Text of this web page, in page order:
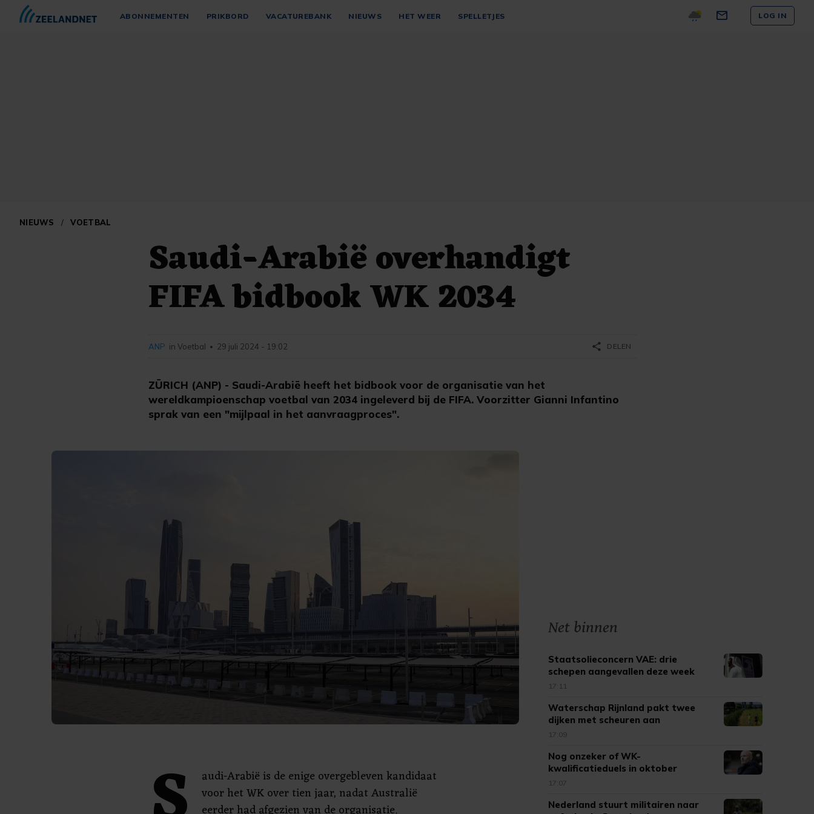
ABONNEMENTEN PRIKBORD VACATUREBANK NIEUWS HET WEER SPELLETJES LOG IN
NIEUWS / VOETBAL
Saudi-Arabië overhandigt
FIFA bidbook WK 2034
ZÜRICH (ANP) - Saudi-Arabië heeft het bidbook voor de organisatie van het
wereldkampioenschap voetbal van 2034 ingeleverd bij de FIFA. Voorzitter Gianni Infantino
sprak van een "mijlpaal in het aanvraagproces".
ANP in Voetbal • 29 juli 2024 - 19:02 share DELEN
audi-Arabië is de enige overgebleven kandidaat
voor het WK over tien jaar, nadat Australië
Net binnen
Staatsolieconcern VAE: drie
schepen aangevallen deze week
17:11
Waterschap Rijnland pakt twee
dijken met scheuren aan
17:09
Nog onzeker of WK-
kwalificatieduels in oktober
doorgaan
17:07
Nederland stuurt militairen naar